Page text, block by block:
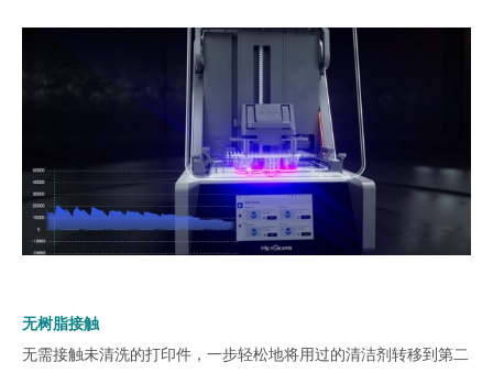
无树脂接触
无需接触未清洗的打印件，一步轻松地将用过的清洁剂转移到第二